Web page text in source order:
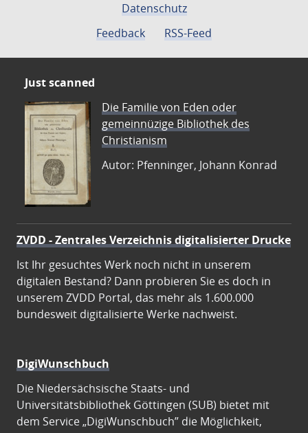
Datenschutz
Feedback
RSS-Feed
Just scanned
Die Familie von Eden oder
gemeinnüzige Bibliothek des
Christianism
Autor: Pfenninger, Johann Konrad
ZVDD - Zentrales Verzeichnis digitalisierter Drucke
Ist Ihr gesuchtes Werk noch nicht in unserem
digitalen Bestand? Dann probieren Sie es doch in
unserem ZVDD Portal, das mehr als 1.600.000
bundesweit digitalisierte Werke nachweist.
DigiWunschbuch
Die Niedersächsische Staats- und
Universitätsbibliothek Göttingen (SUB) bietet mit
dem Service „DigiWunschbuch” die Möglichkeit,